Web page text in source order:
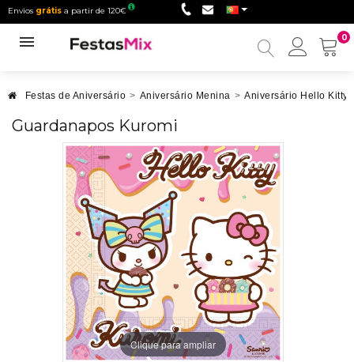
Envios grátis a partir de 120€
0
Minha
Festas de Aniversário > Aniversário Menina > Aniversário Hello Kitty
Guardanapos Kuromi
Clique para ampliar